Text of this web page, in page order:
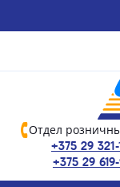
Отдел
+375 29 321-
+375 29